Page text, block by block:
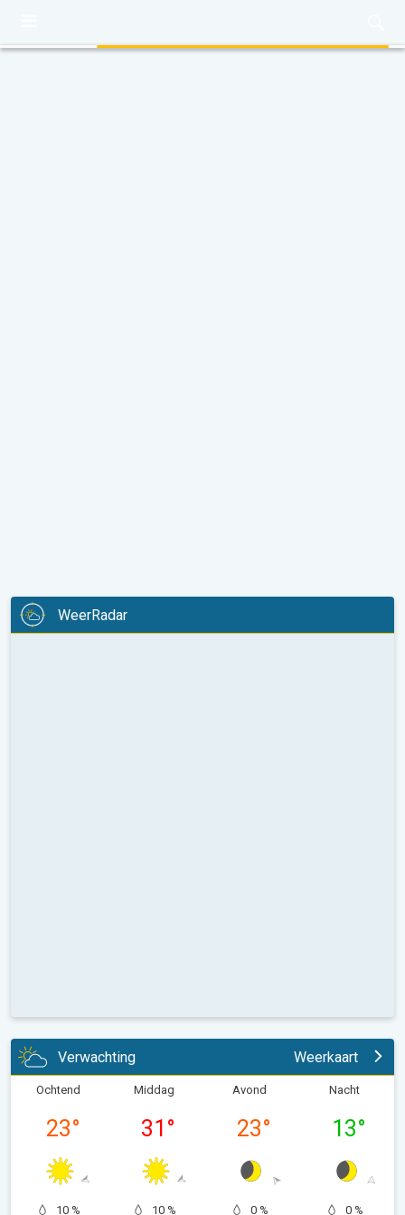
WeerRadar
Verwachting Weerkaart
Ochtend
23°
10 %
Middag
31 °
10 %
Avond
23°
0 %
Nacht
13°
0 %